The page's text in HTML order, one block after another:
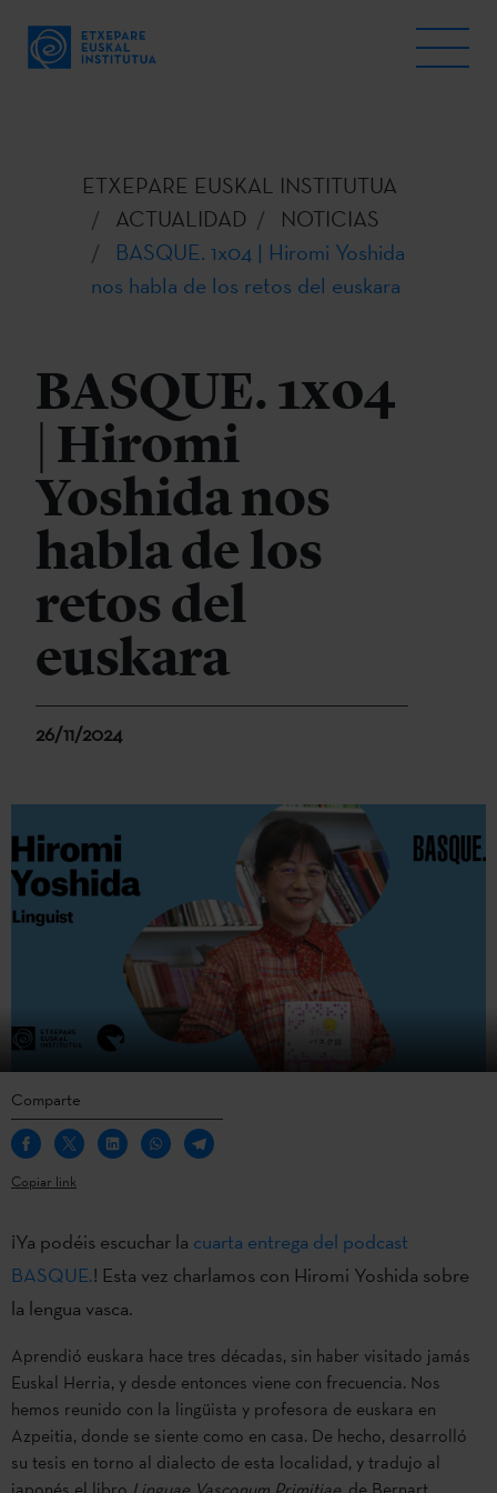
ETXEPARE EUSKAL INSTITUTUA
ACTUALIDAD
NOTICIAS
BASQUE. 1x04 | Hiromi Yoshida
nos habla de los retos del euskara
BASQUE. 1x04
| Hiromi
Yoshida nos
habla de los
retos del
euskara
26/11/2024
Comparte
Copiar link
¡Ya podéis escuchar la cuarta entrega del podcast
BASQUE.! Esta vez charlamos con Hiromi Yoshida sobre
la lengua vasca.
Aprendió euskara hace tres décadas, sin haber visitado jamás
Euskal Herria, y desde entonces viene con frecuencia. Nos
hemos reunido con la lingüista y profesora de euskara en
Azpeitia, donde se siente como en casa. De hecho, desarrolló
su tesis en torno al dialecto de esta localidad, y tradujo al